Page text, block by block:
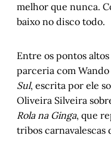
melhor que nunca.
baixo no disco todo.
Entre os pontos
parceria com Wando
Sul, escrita por ele
Oliveira Silveira
Rola na Ginga, que
tribos carnavalescas